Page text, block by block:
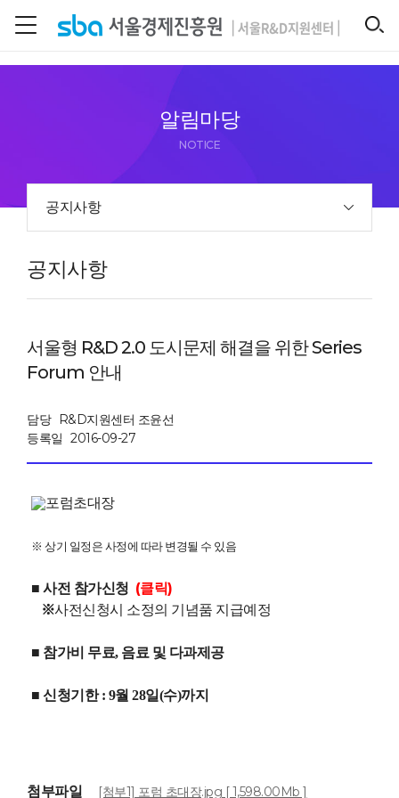
알림마당
NOTICE
공지사항
공지사항
서울형 R&D 2.0 도시문제 해결을 위한 Series
Forum 안내
담당
R&D지원센터 조윤선
등록일 2016-09-27
※ 상기 일정은 사정에 따라 변경될 수 있음
■ 사전 참가신청 (클릭)
※사전신청시 소정의 기념품 지급예정
■ 참가비 무료, 음료 및 다과제공
■ 신청기한 : 9월 28일(수)까지
첨부파일 [첨부1] 포럼 초대장.jpg [ 1,598.00Mb ]